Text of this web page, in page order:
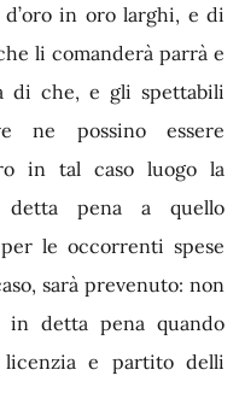
in oro larghi, e di
li comanderà parrà e
di che, e gli spettabili
ne possino essere
in tal caso luogo la
detta pena a quello
le occorrenti spese
sarà prevenuto: non
detta pena quando
e partito delli